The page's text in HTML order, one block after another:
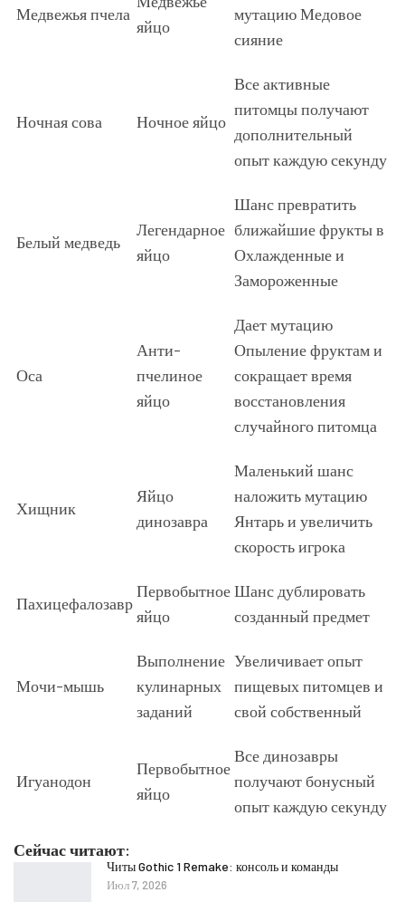
Медвежья пчела
яйцо
мутацию Медовое
сияние
Ночная сова Ночное яйцо
Все активные
питомцы получают
дополнительный
опыт каждую секунду
Белый медведь
Легендарное
яйцо
Шанс превратить
ближайшие фрукты в
Охлажденные и
Замороженные
Оса
Анти-
пчелиное
яйцо
Дает мутацию
Опыление фруктам и
сокращает время
восстановления
случайного питомца
Хищник
Яйцо
динозавра
Маленький шанс
наложить мутацию
Янтарь и увеличить
скорость игрока
Пахицефалозавр
Первобытное
яйцо
Шанс дублировать
созданный предмет
Мочи-мышь
Выполнение
кулинарных
заданий
Увеличивает опыт
пищевых питомцев и
свой собственный
Игуанодон
Первобытное
яйцо
Все динозавры
получают бонусный
опыт каждую секунду
Сейчас читают:
Читы Gothic 1 Remake: консоль и команды
Июл 7, 2026